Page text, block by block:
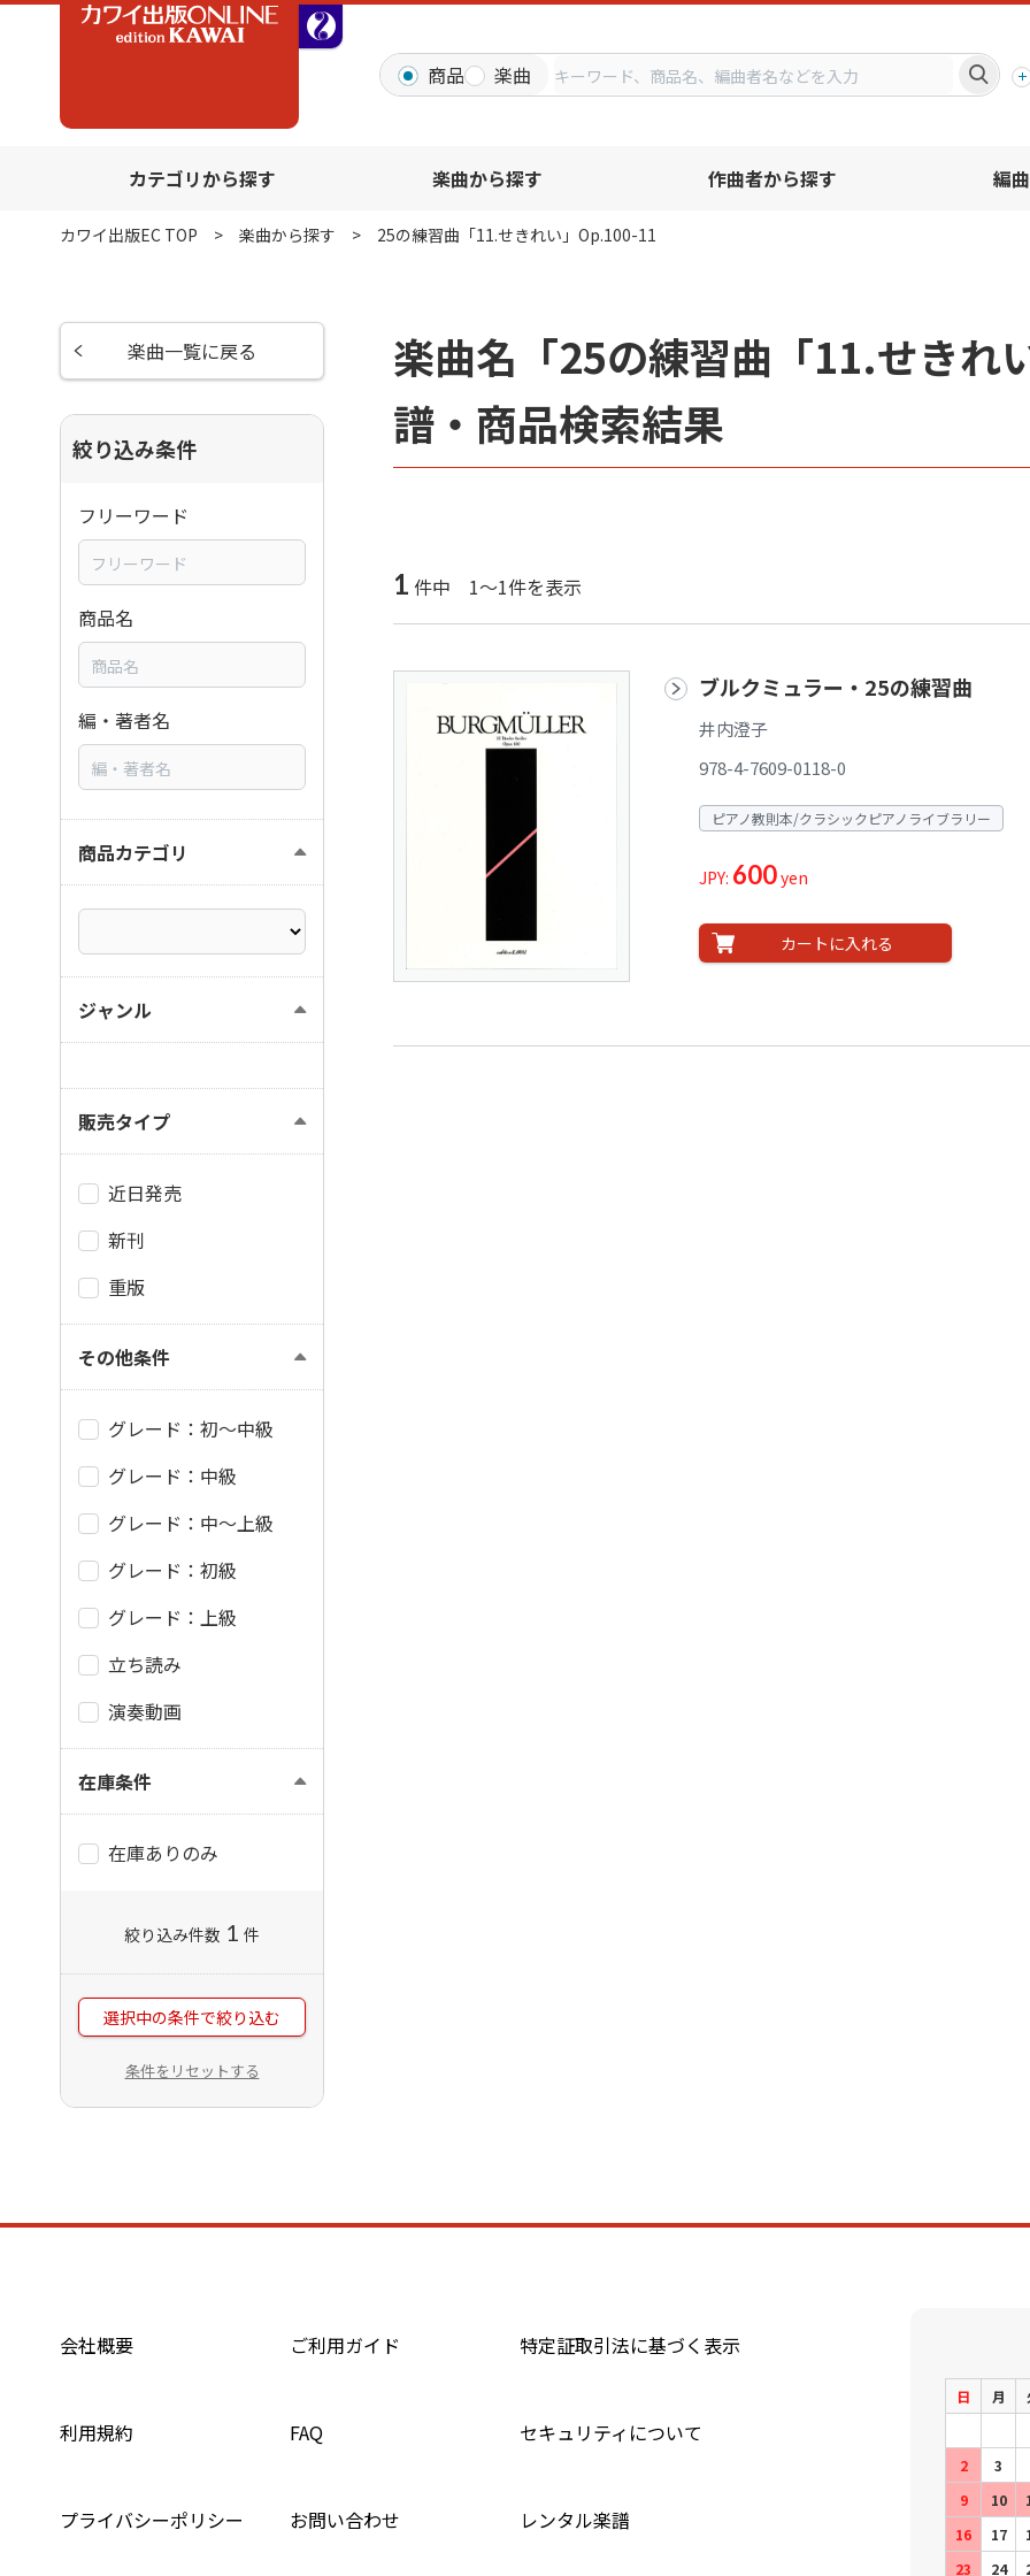
商品 楽曲
カテゴリから探す 楽曲から探す 作曲者から探す 編
カワイ出版EC TOP 楽曲から探す 25の練習曲「11.せきれい」Op.100-11
楽曲名「25の練習曲「11.せき
譜・商品検索結果
1 件中 1～1件を表示
ブルクミュラー・25の練習曲
井内澄子
978-4-7609-0118-0
ピアノ教則本/クラシックピアノライブラリー
JPY: 600yen
カートに入れる
楽曲一覧に戻る
絞り込み条件
フリーワード
商品名
編・著者名
商品カテゴリ
ジャンル
販売タイプ
近日発売
新刊
重版
その他条件
グレード：初～中級
グレード：中級
グレード：中～上級
グレード：初級
グレード：上級
立ち読み
演奏動画
在庫条件
在庫ありのみ
絞り込み件数 1 件
選択中の条件で絞り込む
条件をリセットする
会社概要 ご利用ガイド 特定証取引法に基づく表示
利用規約 FAQ セキュリティについて
プライバシーポリシー お問い合わせ レンタル楽譜
日 月
2 3
9
10
16
17
23
24